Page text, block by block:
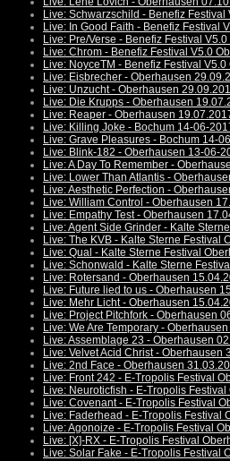
Live: Schwarzschild - Benefiz
Live: In Good Faith - Benefiz Festival
Live: Pre/Verse - Benefiz Festival
Live: Chrom - Benefiz Festival V5.0
Live: NoyceTM - Benefiz Festival
Live: Eisbrecher - Oberhausen
Live: Unzucht - Oberhausen
Live: Die Krupps - Oberhausen
Live: Reaper - Oberhausen
Live: Killing Joke - Bochum 14-06-
Live: Grave Pleasures - Bochum 14-
Live: Blink-182 - Oberhausen 13-06-
Live: A Day To Remember -
Live: Lower Than Atlantis -
Live: Aesthetic Perfection -
Live: William Control - Oberhausen
Live: Empathy Test - Oberhausen
Live: Agent Side Grinder - Kalte
Live: The KVB - Kalte Sterne Festival
Live: Qual - Kalte Sterne Festival
Live: Schonwald - Kalte Sterne
Live: Rotersand - Oberhausen
Live: Future lied to us - Oberhausen
Live: Mehr Licht - Oberhausen
Live: Project Pitchfork - Oberhausen
Live: We Are Temporary -
Live: Assemblage 23 - Oberhausen
Live: Velvet Acid Christ - Oberhausen
Live: 2nd Face - Oberhausen
Live: Front 242 - E-Tropolis Festival
Live: Neuroticfish - E-Tropolis
Live: Covenant - E-Tropolis Festival
Live: Faderhead - E-Tropolis Festival
Live: Agonoize - E-Tropolis Festival
Live: [X]-RX - E-Tropolis Festival
Live: Solar Fake - E-Tropolis Festival